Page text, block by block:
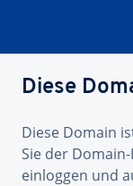
Diese
Diese Domain
Sie der
einloggen und